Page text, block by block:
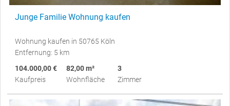
Junge Familie Wohnung kaufen
Wohnung kaufen in 50765 Köln
Entfernung: 5 km
104.000,00 €
Kaufpreis
82,00 m²
Wohnfläche
3
Zimmer